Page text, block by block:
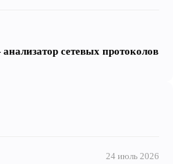
сетевых протоколов
24 июль 2026